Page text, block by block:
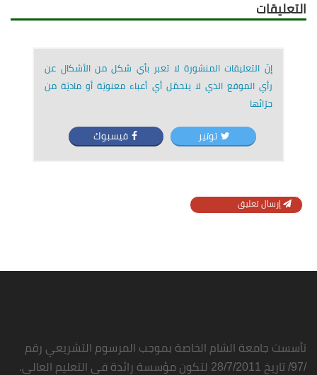
التعليقات
إنّ التعليقات المنشورة لا تعبر بأي شكل من الأشكال عن
رأي الموقع الذي لا يتحمّل أي أعباء معنويّة أو ماديّة من
جرّائها
توتير فيسبوك
إرسال تعليق
تأسست جامعة الشام الخاصة بموجب المرسوم التشريعي رقم
/97/ تاريخ 28/7/2011 لتكون مؤسسة رائدة في التعليم العالي.